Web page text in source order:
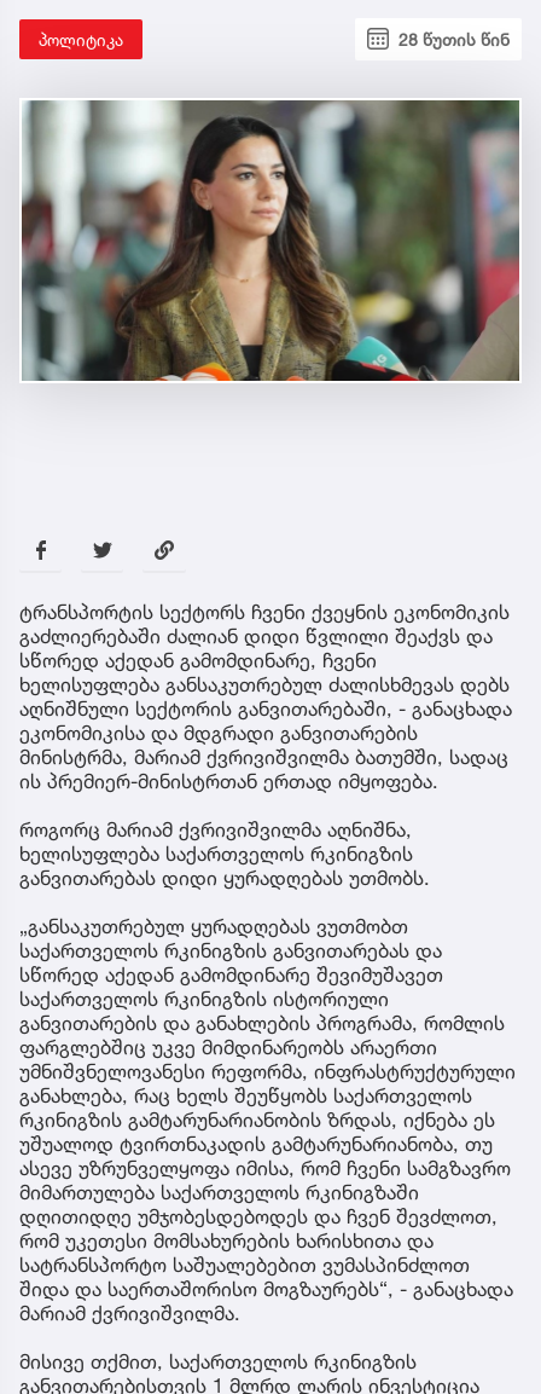
პოლიტიკა 28 წუთის წინ
ტრანსპორტის სექტორს ჩვენი ქვეყნის ეკონომიკის
გაძლიერებაში ძალიან დიდი წვლილი შეაქვს და
სწორედ აქედან გამომდინარე, ჩვენი
ხელისუფლება განსაკუთრებულ ძალისხმევას დებს
აღნიშნული სექტორის განვითარებაში, - განაცხადა
ეკონომიკისა და მდგრადი განვითარების
მინისტრმა, მარიამ ქვრივიშვილმა ბათუმში, სადაც
ის პრემიერ-მინისტრთან ერთად იმყოფება.
როგორც მარიამ ქვრივიშვილმა აღნიშნა,
ხელისუფლება საქართველოს რკინიგზის
განვითარებას დიდი ყურადღებას უთმობს.
„განსაკუთრებულ ყურადღებას ვუთმობთ
საქართველოს რკინიგზის განვითარებას და
სწორედ აქედან გამომდინარე შევიმუშავეთ
საქართველოს რკინიგზის ისტორიული
განვითარების და განახლების პროგრამა, რომლის
ფარგლებშიც უკვე მიმდინარეობს არაერთი
უმნიშვნელოვანესი რეფორმა, ინფრასტრუქტურული
განახლება, რაც ხელს შეუწყობს საქართველოს
რკინიგზის გამტარუნარიანობის ზრდას, იქნება ეს
უშუალოდ ტვირთნაკადის გამტარუნარიანობა, თუ
ასევე უზრუნველყოფა იმისა, რომ ჩვენი სამგზავრო
მიმართულება საქართველოს რკინიგზაში
დღითიდღე უმჯობესდებოდეს და ჩვენ შევძლოთ,
რომ უკეთესი მომსახურების ხარისხითა და
სატრანსპორტო საშუალებებით ვუმასპინძლოთ
შიდა და საერთაშორისო მოგზაურებს“, - განაცხადა
მარიამ ქვრივიშვილმა.
მისივე თქმით, საქართველოს რკინიგზის
განვითარებისთვის 1 მლრდ ლარის ინვესტიცია